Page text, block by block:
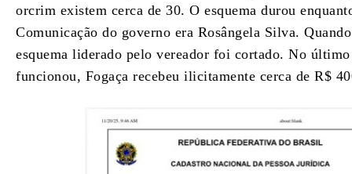
orcrim existem cerca de 30. O esquema durou
Comunicação do governo era Rosângela Silva.
esquema liderado pelo vereador foi cortado. No último
funcionou, Fogaça recebeu ilicitamente cerca de R$